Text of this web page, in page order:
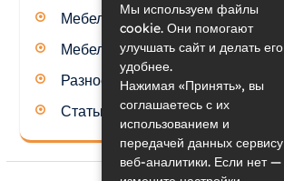
Мебель для кухни
Мебель для спальни
Разное
Статьи
Мы используем файлы
cookie. Они помогают
улучшать сайт и делать его
удобнее.
Нажимая «Принять», вы
соглашаетесь с их
использованием и
передачей данных сервису
веб-аналитики. Если нет —